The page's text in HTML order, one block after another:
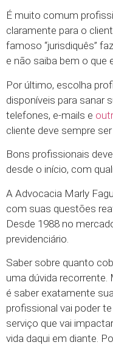
É muito comum
claramente para o
famoso “jurisdiquês”
e não saiba bem o que
Por último, escolha
disponíveis para sanar
telefones, e-mails e
cliente deve sempre
Bons profissionais
desde o início, com
A Advocacia Marly
com suas questões
Desde 1988 no
previdenciário.
Saber sobre quanto
uma dúvida
é saber exatamente
profissional vai poder
serviço que vai
vida daqui em diante.